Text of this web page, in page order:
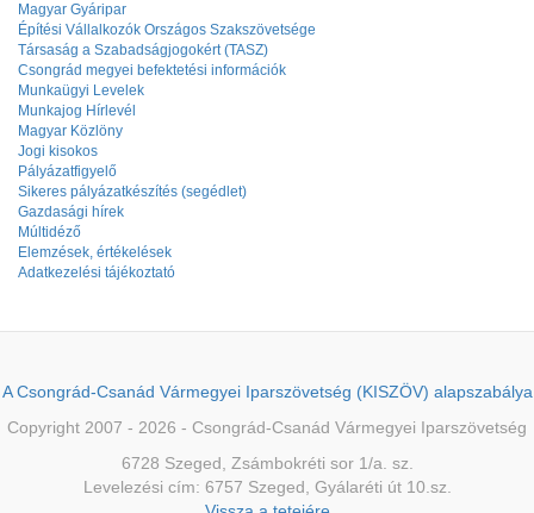
Magyar Gyáripar
Építési Vállalkozók Országos Szakszövetsége
Társaság a Szabadságjogokért (TASZ)
Csongrád megyei befektetési információk
Munkaügyi Levelek
Munkajog Hírlevél
Magyar Közlöny
Jogi kisokos
Pályázatfigyelő
Sikeres pályázatkészítés (segédlet)
Gazdasági hírek
Múltidéző
Elemzések, értékelések
Adatkezelési tájékoztató
A Csongrád-Csanád Vármegyei Iparszövetség (KISZÖV) alapszabálya
Copyright 2007 - 2026 - Csongrád-Csanád Vármegyei Iparszövetség
6728 Szeged, Zsámbokréti sor 1/a. sz.
Levelezési cím: 6757 Szeged, Gyálaréti út 10.sz.